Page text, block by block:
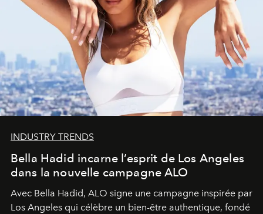
INDUSTRY TRENDS
Bella Hadid incarne l’esprit de Los Angeles
dans la nouvelle campagne ALO
Avec Bella Hadid, ALO signe une campagne inspirée par
Los Angeles qui célèbre un bien-être authentique, fondé